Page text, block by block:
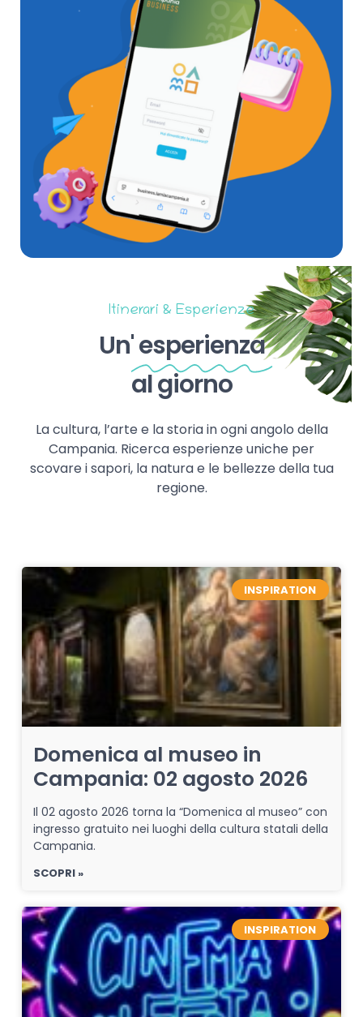
Itinerari & Esperienze
Un'esperienza
al giorno
La cultura, l’arte e la storia in ogni angolo della
Campania. Ricerca esperienze uniche per
scovare i sapori, la natura e le bellezze della tua
regione.
INSPIRATION
Domenica al museo in
Campania: 02 agosto 2026
Il 02 agosto 2026 torna la “Domenica al museo” con
ingresso gratuito nei luoghi della cultura statali della
Campania.
SCOPRI »
INSPIRATION